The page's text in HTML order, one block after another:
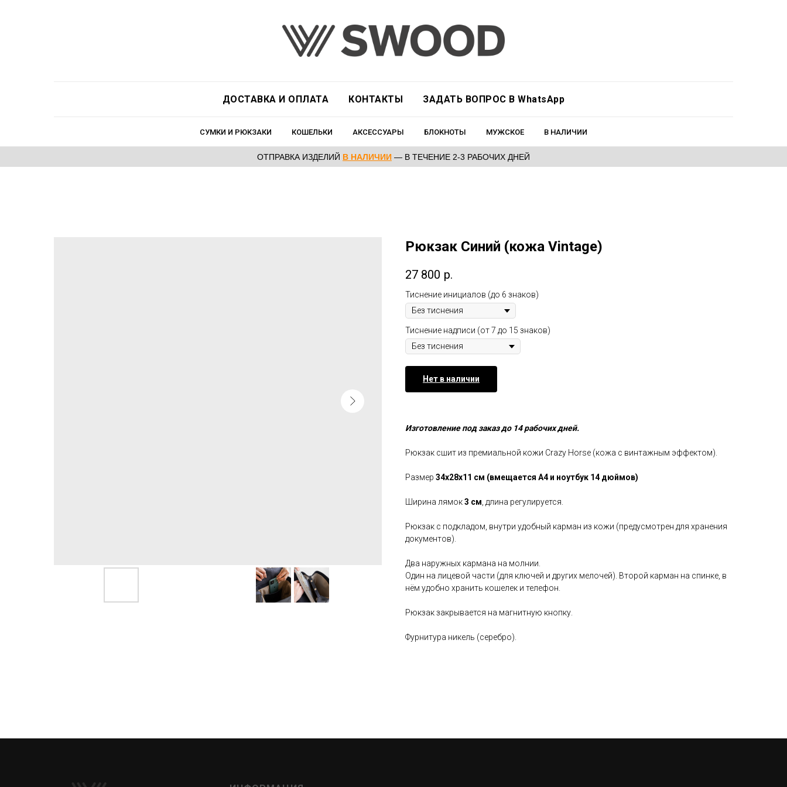
ДОСТАВКА И ОПЛАТА КОНТАКТЫ ЗАДАТЬ ВОПРОС В WhatsApp
СУМКИ И РЮКЗАКИ КОШЕЛЬКИ АКСЕССУАРЫ БЛОКНОТЫ МУЖСКОЕ В НАЛИЧИИ
ОТПРАВКА ИЗДЕЛИЙ В НАЛИЧИИ — В ТЕЧЕНИЕ 2-3 РАБОЧИХ ДНЕЙ
Рюкзак Синий (кожа Vintage)
27 800 р.
Тиснение инициалов (до 6 знаков)
Тиснение надписи (от 7 до 15 знаков)
Нет в наличии
Изготовление под заказ до 14 рабочих дней.
Рюкзак сшит из премиальной кожи Crazy Horse (кожа с винтажным эффектом).
Размер 34х28х11 см (вмещается А4 и ноутбук 14 дюймов)
Ширина лямок3 см, длина регулируется.
Рюкзак с подкладом, внутри удобный карман из кожи (предусмотрен для хранения
документов).
Два наружных кармана на молнии.
Один на лицевой части (для ключей и других мелочей). Второй карман на спинке, в
нём удобно хранить кошелек и телефон.
Рюкзак закрывается на магнитную кнопку.
Фурнитура никель (серебро).